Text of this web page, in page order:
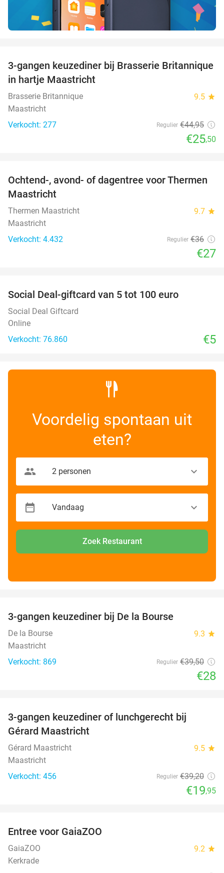
43%
3-gangen keuzediner bij Brasserie Britannique
in hartje Maastricht
Brasserie Britannique 9.5 star
Maastricht
Verkocht: 277
Regulier €44,95
€25,50
25%
Ochtend-, avond- of dagentree voor Thermen
Maastricht
Thermen Maastricht 9.7 star
Maastricht
Verkocht: 4.432
Regulier €36
€27
Social Deal-giftcard van 5 tot 100 euro
Social Deal Giftcard
Online
Verkocht: 76.860
€5
Voordelig spontaan uit
eten?
Zoek Restaurant
3-gangen keuzediner bij De la Bourse
De la Bourse 9.3 star
Maastricht
Verkocht: 869
Regulier €39,50
€28
3-gangen keuzediner of lunchgerecht bij
Gérard Maastricht
Gérard Maastricht 9.5 star
Maastricht
Verkocht: 456
Regulier €39,20
€19,95
Entree voor GaiaZOO
GaiaZOO 9.2 star
Kerkrade